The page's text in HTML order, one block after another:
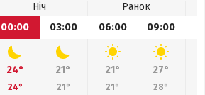
Ніч
Ранок
00:00
03:00 06:00 09:00
24° 21° 21° 27°
24° 21° 21° 28°